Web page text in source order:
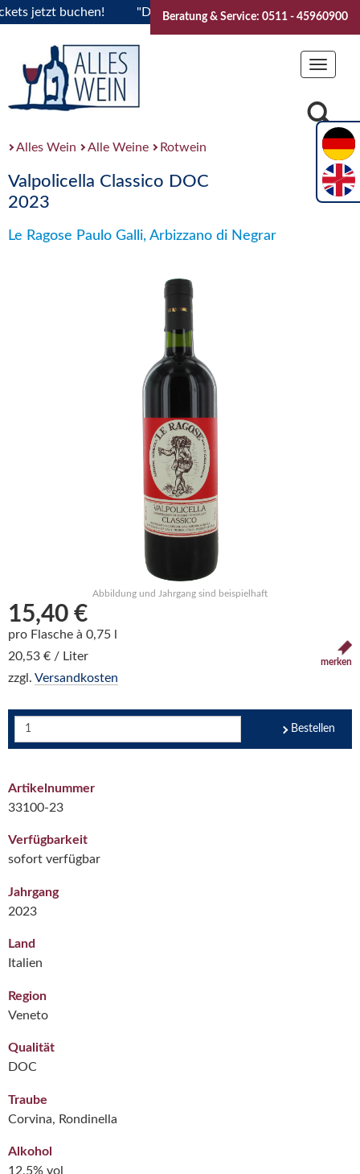
jetzt buchen! "Das Sommerfest 2026" Vive la
Beratung & Service: 0511 - 45960900
Toggle
Alles Wein Alle Weine Rotwein
Valpolicella Classico DOC
2023
Le Ragose Paulo Galli, Arbizzano di Negrar
Abbildung und Jahrgang sind beispielhaft
15,40 €
pro Flasche à 0,75 l
20,53 € / Liter
zzgl. Versandkosten
merken
Bestellen
Artikelnummer
33100-23
Verfügbarkeit
sofort verfügbar
Jahrgang
2023
Land
Italien
Region
Veneto
Qualität
DOC
Traube
Corvina, Rondinella
Alkohol
12,5% vol